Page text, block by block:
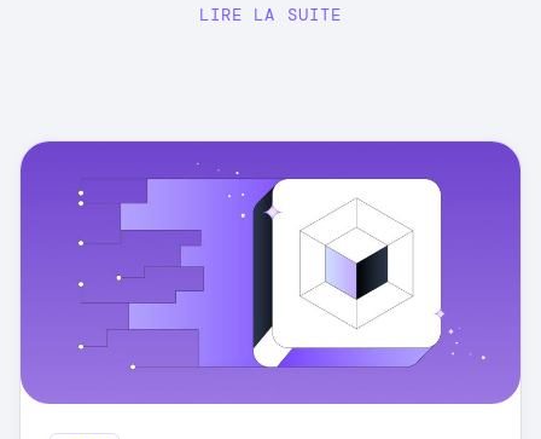
LIRE LA SUITE